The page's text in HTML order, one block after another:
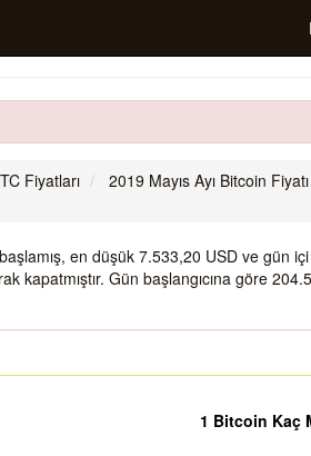
Fiyatları
2019 Mayıs Ayı Bitcoin Fiyatı
en düşük 7.533,20 USD ve gün
Gün başlangıcına göre
1 Bitcoin Kaç